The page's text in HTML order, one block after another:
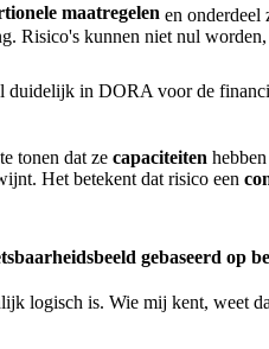
maatregelen en onderdeel
Risico's kunnen niet nul
in DORA voor de
tonen dat ze capaciteiten
Het betekent dat risico een
gebaseerd op
logisch is. Wie mij kent, weet